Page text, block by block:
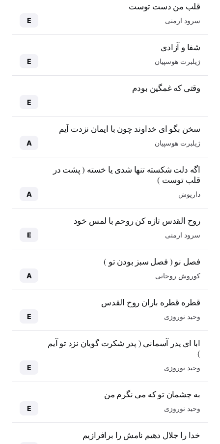
قلب من دست توست
سرود ارمنی E
شفا و آزادی
ژیلبرت هوسپیان E
وقتی که غمگین بودم
E
سخن بگو ای خداوند چون با ایمان نزدت آیم
ژیلبرت هوسپیان A
اگه دلت شکسته تنها شدی یا خسته ( پشت در
قلب توست )
داریوش A
روح القدس تازه کن روحم با لمس خود
سرود ارمنی E
فصل نو ( فصل سبز بودن تو )
کوروش روحانی A
قطره قطره باران روح القدس
وحید نوروزی E
ابا ای پدر آسمانی ( پدر شکرت گویان نزد تو آیم
)
وحید نوروزی E
به چشمان تو که می نگرم من
وحید نوروزی E
خدا را جلال دهیم نامش را برافرازیم